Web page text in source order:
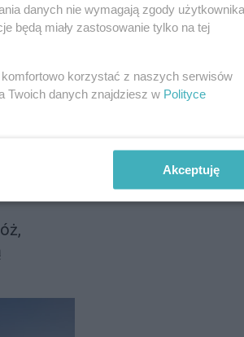
mocnych
okiem
kolacja
danych nie wymagają zgody
będą miały zastosowanie tylko na tej
korzystać z naszych serwisów
Twoich danych znajdziesz w Polityce
Akceptuję